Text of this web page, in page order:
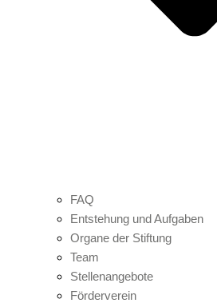
FAQ
Entstehung und Aufgaben
Organe der Stiftung
Team
Stellenangebote
Förderverein